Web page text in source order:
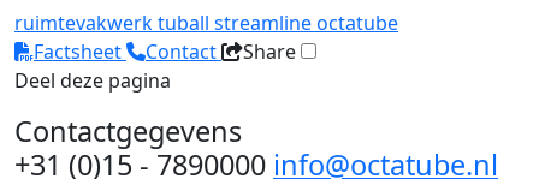
ruimtevakwerktuball streamlineoctatube
Factsheet
Contact
Share
Deel deze pagina
Contactgegevens
+31 (0)15 - 7890000 info@octatube.nl